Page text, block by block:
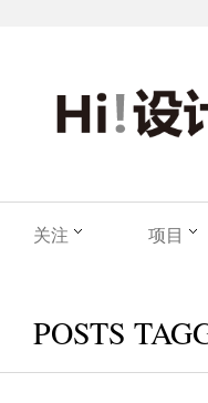
关注 项目
POSTS